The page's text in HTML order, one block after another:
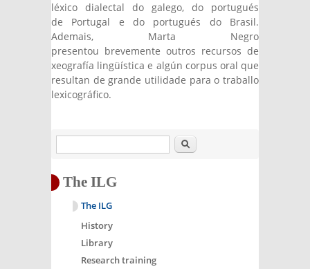
léxico dialectal do galego, do portugués
de Portugal e do portugués do Brasil.
Ademais, Marta Negro
presentou brevemente outros recursos de
xeografía lingüística e algún corpus oral que
resultan de grande utilidade para o traballo
lexicográfico.
Search
The ILG
The ILG
History
Library
Research training